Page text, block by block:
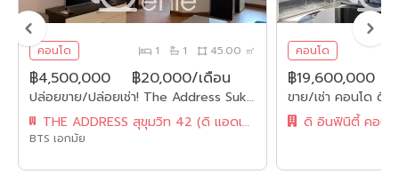
คอนโด 1 1 45.00 ㎡
฿4,500,000 ฿20,000/เดือน
ปล่อยขาย/ปล่อยเช่า! The Address Sukhumvit 42 ในราคาเพียง 4,500,000 บาท / ค่าโอนคนละครึ่ง เช่า 20,00บาท/เดือน 1 ห้องนอน 1 ห้องน้ำ 45ตรม. ใกล้ BTS เอกมัย เฟอร์นิเจอร์ครบพร้อมเข้าอยู่ รหัส 2612
THE ADDRESS สุขุมวิท 42 (ดิ แอดเดรส สุขุมวิท 42)
BTS เอกมัย
คอนโด
฿19,600,000
ดิ อินฟินิตี้ คอนโ